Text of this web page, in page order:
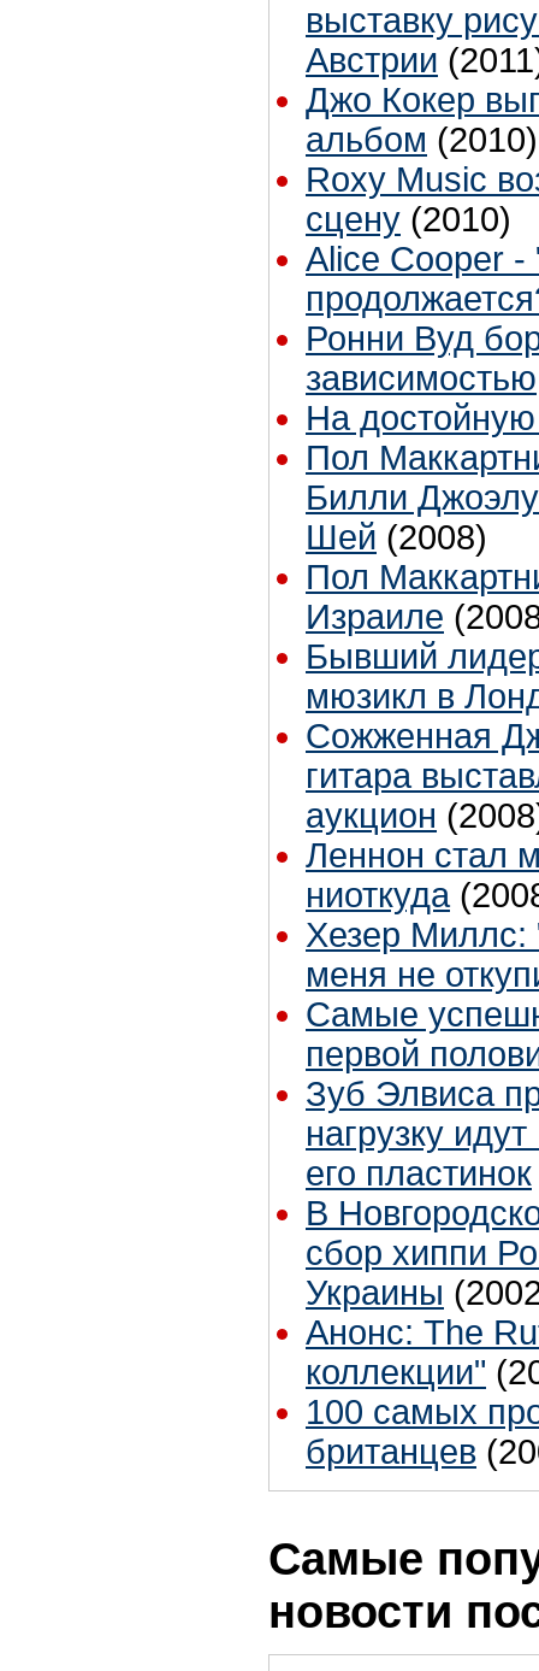
выставку
Австрии
Джо Кокер
альбом (2010)
Roxy Music
сцену (2010)
Alice Cooper
Ронни Вуд
зависимостью
На достойную
Пол
Билли
Шей (2008)
Пол
Израиле
Бывший
мюзикл в
Сожженная
гитара
аукцион
Леннон стал
ниоткуда
Хезер Миллс:
меня не
Самые
первой
Зуб Элвиса
нагрузку
его пластинок
В
сбор хиппи
Украины
Анонс: The
коллекции"
100 самых
британцев
Самые
новости